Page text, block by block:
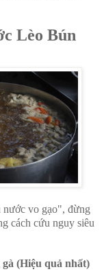
Lèo Bún
nước vo gạo", đừng
cách cứu nguy siêu
(Hiệu quả nhất)